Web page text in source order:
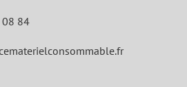
84